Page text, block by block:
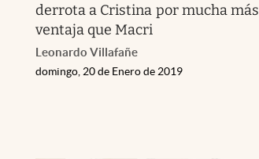
derrota a Cristina por mucha más
ventaja que Macri
Leonardo Villafañe
domingo, 20 de Enero de 2019